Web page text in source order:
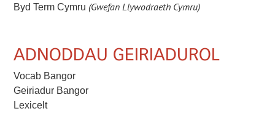
Byd Term Cymru (Gwefan Llywodraeth Cymru)
ADNODDAU GEIRIADUROL
Vocab Bangor
Geiriadur Bangor
Lexicelt